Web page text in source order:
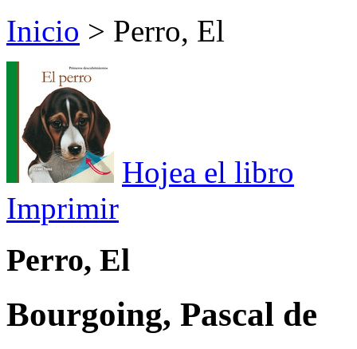
Inicio > Perro, El
Hojea el libro
Imprimir
Perro, El
Bourgoing, Pascal de